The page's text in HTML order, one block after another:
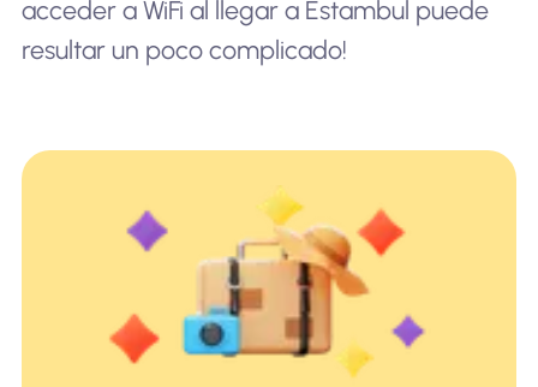
acceder a WiFi al llegar a Estambul puede
resultar un poco complicado!